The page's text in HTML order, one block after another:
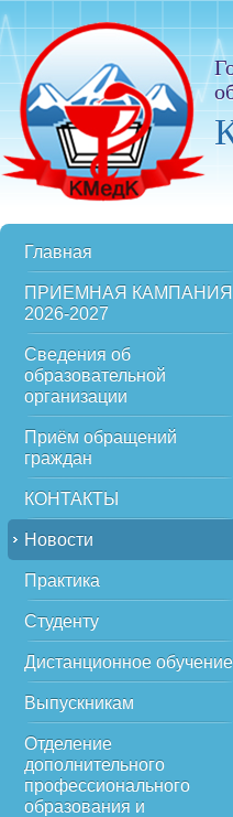
Главная
ПРИЕМНАЯ КАМПАНИЯ
2026-2027
Сведения об
образовательной
организации
Приём обращений
граждан
КОНТАКТЫ
Новости
Практика
Студенту
Дистанционное обучение
Выпускникам
Отделение
дополнительного
профессионального
образования и